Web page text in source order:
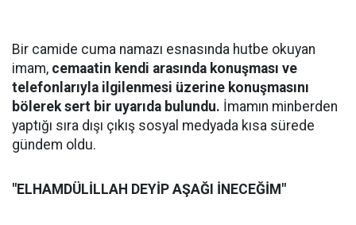
Bir camide cuma namazı esnasında hutbe okuyan
imam, cemaatin kendi arasında konuşması ve
telefonlarıyla ilgilenmesi üzerine konuşmasını
bölerek sert bir uyarıda bulundu. İmamın minberden
yaptığı sıra dışı çıkış sosyal medyada kısa sürede
gündem oldu.
"ELHAMDÜLİLLAH DEYİP AŞAĞI İNECEĞİM"